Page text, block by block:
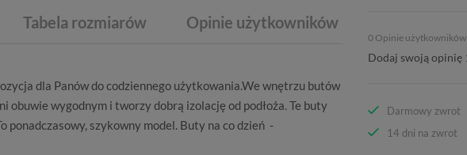
Tabela rozmiarów Opinie użytkowników
dla Panów do codziennego użytkowania.We wnętrzu butów
obuwie wygodnym i tworzy dobrą izolację od podłoża. Te buty
ponadczasowy, szykowny model. Buty na co dzień -
0 Opinie użytkowników
Dodaj swoją opinię
Darmowy zwrot
14 dni na zwrot